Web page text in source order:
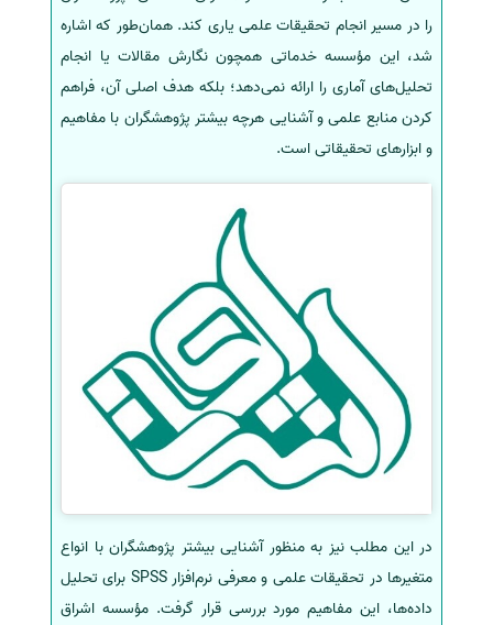
را در مسیر انجام تحقیقات علمی یاری کند. همان‌طور که اشاره
شد، این مؤسسه خدماتی همچون نگارش مقالات یا انجام
تحلیل‌های آماری را ارائه نمی‌دهد؛ بلکه هدف اصلی آن، فراهم
کردن منابع علمی و آشنایی هرچه بیشتر پژوهشگران با مفاهیم
و ابزارهای تحقیقاتی است.
در این مطلب نیز به منظور آشنایی بیشتر پژوهشگران با انواع
متغیرها در تحقیقات علمی و معرفی نرم‌افزار SPSS برای تحلیل
داده‌ها، این مفاهیم مورد بررسی قرار گرفت. مؤسسه اشراق